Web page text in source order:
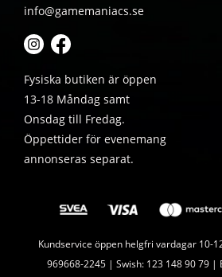
info@gamemaniacs.se
Fysiska butiken är öppen
13-18 Måndag samt
Onsdag till Fredag.
Öppettider för evenemang
annonseras separat.
Kundservice öppen helgfri vardagar 10-
969668-2245 | Swish: 123 148 90 79 |